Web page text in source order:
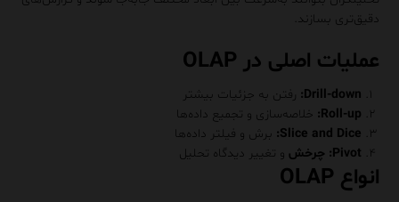
دقیق‌تری بسازند.
عملیات اصلی در OLAP
Drill-down: رفتن به جزئیات بیشتر
Roll-up: خلاصه‌سازی و تجمیع داده‌ها
Slice and Dice: برش و فیلتر داده‌ها
Pivot: چرخش و تغییر دیدگاه تحلیل
انواع OLAP